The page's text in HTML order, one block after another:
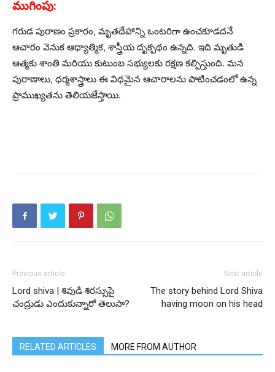
ముగింపు:
గరుడ పురాణం ప్రకారం, మృతదేహాన్ని ఒంటరిగా ఉంచకూడదనే
ఆచారం వెనుక ఆధ్యాత్మిక, శాస్త్రీయ దృక్పథం ఉన్నది. ఇది మృతుడి
ఆత్మకు శాంతి మరియు కుటుంబ సభ్యులకు రక్షణ కల్పిస్తుంది. మన
పురాణాలు, ధర్మశాస్త్రాలు ఈ విధమైన ఆచారాలను పాటించడంలో ఉన్న
ప్రాముఖ్యతను తెలియజేస్తాయి.
Previous article
Lord shiva | శివుడి శిరస్సుపై
చంద్రుడు ఎందుకున్నారో తెలుసా?
Next article
The story behind Lord Shiva
having moon on his head
RELATED ARTICLES MORE FROM AUTHOR